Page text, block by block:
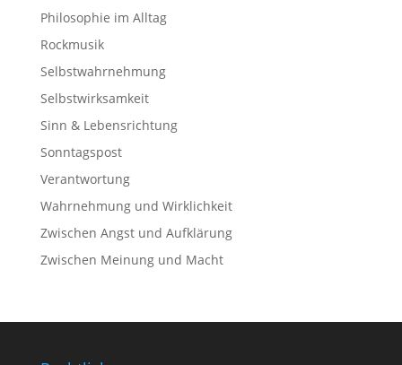
Philosophie im Alltag
Rockmusik
Selbstwahrnehmung
Selbstwirksamkeit
Sinn & Lebensrichtung
Sonntagspost
Verantwortung
Wahrnehmung und Wirklichkeit
Zwischen Angst und Aufklärung
Zwischen Meinung und Macht